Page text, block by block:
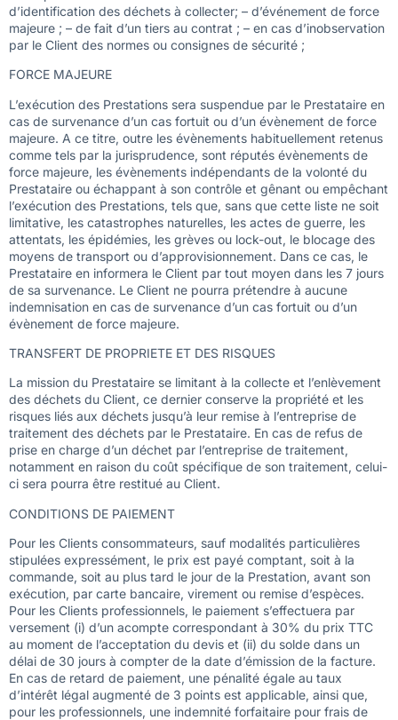
d’identification des déchets à collecter; – d’événement de force
majeure ; – de fait d’un tiers au contrat ; – en cas d’inobservation
par le Client des normes ou consignes de sécurité ;
FORCE MAJEURE
L’exécution des Prestations sera suspendue par le Prestataire en
cas de survenance d’un cas fortuit ou d’un évènement de force
majeure. A ce titre, outre les évènements habituellement retenus
comme tels par la jurisprudence, sont réputés évènements de
force majeure, les évènements indépendants de la volonté du
Prestataire ou échappant à son contrôle et gênant ou empêchant
l’exécution des Prestations, tels que, sans que cette liste ne soit
limitative, les catastrophes naturelles, les actes de guerre, les
attentats, les épidémies, les grèves ou lock-out, le blocage des
moyens de transport ou d’approvisionnement. Dans ce cas, le
Prestataire en informera le Client par tout moyen dans les 7 jours
de sa survenance. Le Client ne pourra prétendre à aucune
indemnisation en cas de survenance d’un cas fortuit ou d’un
évènement de force majeure.
TRANSFERT DE PROPRIETE ET DES RISQUES
La mission du Prestataire se limitant à la collecte et l’enlèvement
des déchets du Client, ce dernier conserve la propriété et les
risques liés aux déchets jusqu’à leur remise à l’entreprise de
traitement des déchets par le Prestataire. En cas de refus de
prise en charge d’un déchet par l’entreprise de traitement,
notamment en raison du coût spécifique de son traitement, celui-
ci sera pourra être restitué au Client.
CONDITIONS DE PAIEMENT
Pour les Clients consommateurs, sauf modalités particulières
stipulées expressément, le prix est payé comptant, soit à la
commande, soit au plus tard le jour de la Prestation, avant son
exécution, par carte bancaire, virement ou remise d’espèces.
Pour les Clients professionnels, le paiement s’effectuera par
versement (i) d’un acompte correspondant à 30% du prix TTC
au moment de l’acceptation du devis et (ii) du solde dans un
délai de 30 jours à compter de la date d’émission de la facture.
En cas de retard de paiement, une pénalité égale au taux
d’intérêt légal augmenté de 3 points est applicable, ainsi que,
pour les professionnels, une indemnité forfaitaire pour frais de